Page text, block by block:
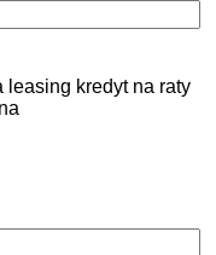
leasing kredyt na raty